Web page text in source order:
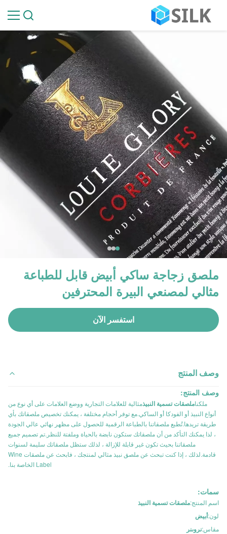
ملصق زجاجة ساكي أبيض قابل للطباعة
مثالي لمصنعي البيرة المحترفين
استفسر الآن
وصف المنتج
وصف المنتج:
ملكناملصقات تسمية النبيذمثالية للعلامات التجارية ووضع العلامات على أي نوع من
أنواع النبيذ أو الفودكا أو الساكي.مع توفر أحجام مختلفة ، يمكنك تخصيص ملصقاتك بأي
طريقة تريدها.تُطبع ملصقاتنا بالطباعة الرقمية للحصول على مظهر نهائي عالي الجودة
، لذا يمكنك التأكد من أن ملصقاتك ستكون نابضة بالحياة وملفتة للنظر.تم تصميم جميع
ملصقاتنا بحيث تكون غير قابلة للإزالة ، لذلك ستظل ملصقاتك سليمة لسنوات
قادمة.لذلك ، إذا كنت تبحث عن ملصق نبيذ مثالي لمنتجك ، فابحث عن ملصقات Wine
Label الخاصة بنا.
سمات:
اسم المنتج:ملصقات تسمية النبيذ
لون:أبيض
مقاس:نروىنر